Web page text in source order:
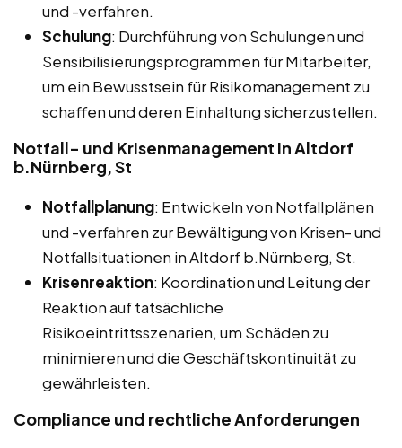
und -verfahren.
Schulung: Durchführung von Schulungen und
Sensibilisierungsprogrammen für Mitarbeiter,
um ein Bewusstsein für Risikomanagement zu
schaffen und deren Einhaltung sicherzustellen.
Notfall- und Krisenmanagement in Altdorf
b.Nürnberg, St
Notfallplanung: Entwickeln von Notfallplänen
und -verfahren zur Bewältigung von Krisen- und
Notfallsituationen in Altdorf b.Nürnberg, St.
Krisenreaktion: Koordination und Leitung der
Reaktion auf tatsächliche
Risikoeintrittsszenarien, um Schäden zu
minimieren und die Geschäftskontinuität zu
gewährleisten.
Compliance und rechtliche Anforderungen